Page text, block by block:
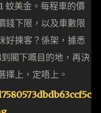
蚊美金。每程車的價
錢下限，以及車數限
好揀客？係架，據悉
閣下嘅目的地，再決
擇上，定唔上。